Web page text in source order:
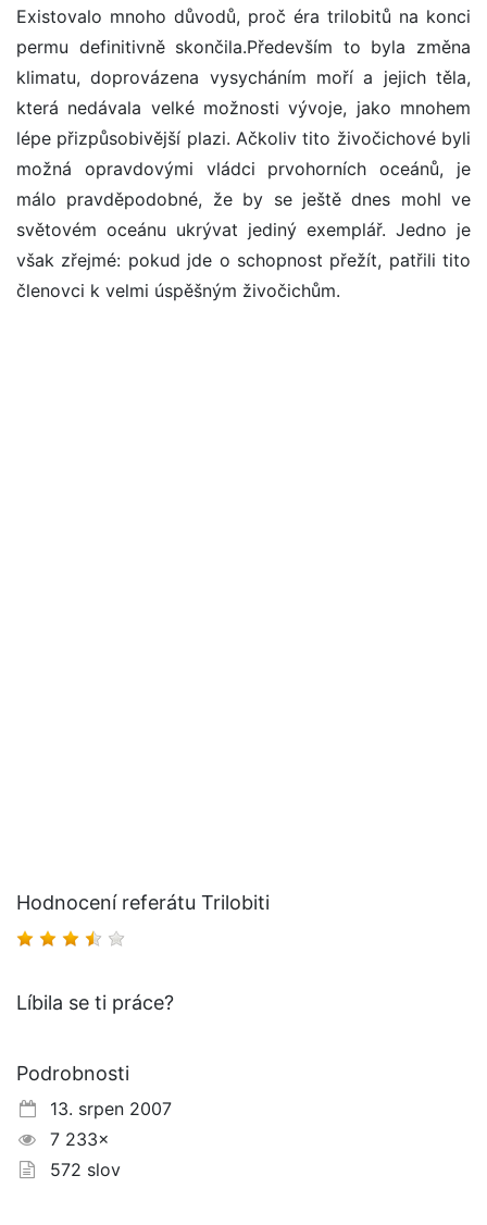
Existovalo mnoho důvodů, proč éra trilobitů na konci
permu definitivně skončila.Především to byla změna
klimatu, doprovázena vysycháním moří a jejich těla,
která nedávala velké možnosti vývoje, jako mnohem
lépe přizpůsobivější plazi. Ačkoliv tito živočichové byli
možná opravdovými vládci prvohorních oceánů, je
málo pravděpodobné, že by se ještě dnes mohl ve
světovém oceánu ukrývat jediný exemplář. Jedno je
však zřejmé: pokud jde o schopnost přežít, patřili tito
členovci k velmi úspěšným živočichům.
Hodnocení referátu Trilobiti
Líbila se ti práce?
Podrobnosti
13. srpen 2007
7 233×
572 slov